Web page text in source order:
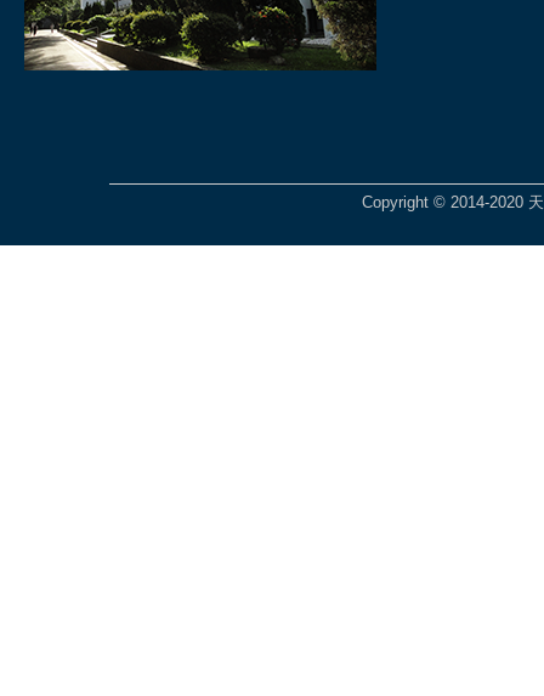
Copyright © 2014-2020